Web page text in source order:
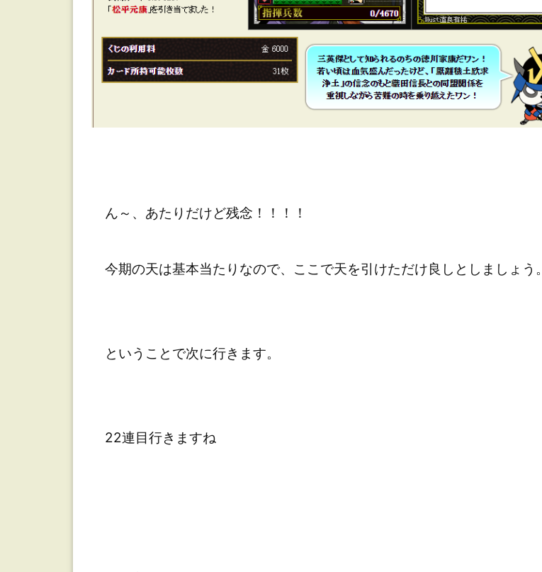
ん～、あたりだけど残念！！！！
今期の天は基本当たりなので、ここで天を引けただけ良しとしましょう。
ということで次に行きます。
22連目行きますね